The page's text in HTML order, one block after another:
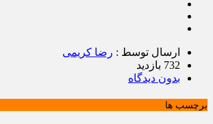
ارسال توسط : رضا کریمی
732 بازدید
بدون دیدگاه
برچسب ها